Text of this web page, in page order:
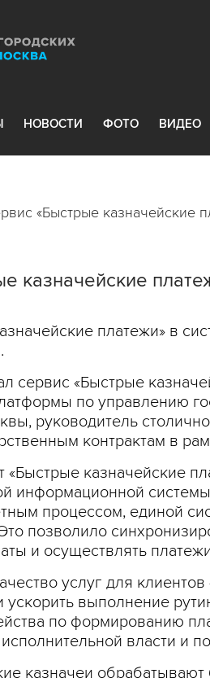
НОВОСТИ ФОТО ВИДЕО
«Быстрые казначейские
казначейские
платежи» в
сервис «Быстрые
по управлению
руководитель
контрактам в
«Быстрые казначейские
информационной
процессом, единой
позволило
и осуществлять
услуг для
ускорить выполнение
по формированию
власти и
казначеи